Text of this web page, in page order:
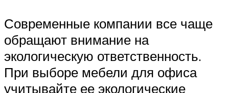
Современные компании все чаще
обращают внимание на
экологическую ответственность.
При выборе мебели для офиса
учитывайте ее экологические